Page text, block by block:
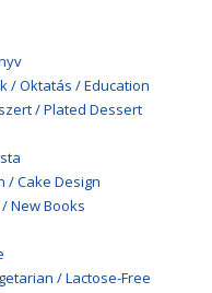
/ Oktatás / Education
/ Plated Dessert
/ Cake Design
New Books
/ Lactose-Free